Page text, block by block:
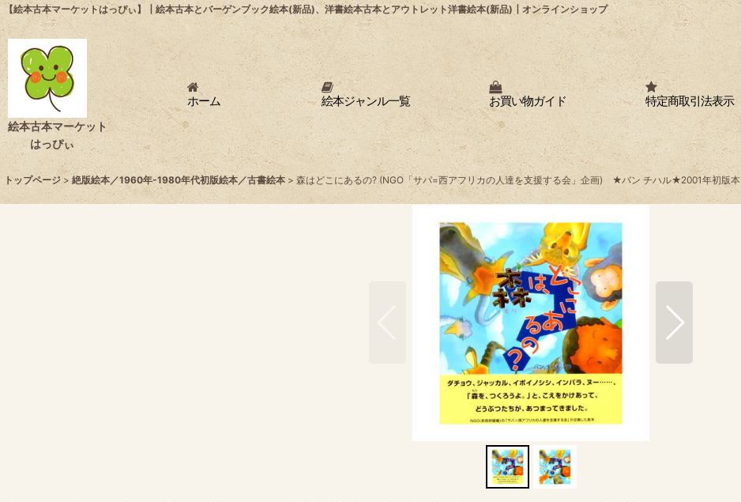
【絵本古本マーケットはっぴぃ】┃絵本古本とバーゲンブック絵本(新品)、洋書絵本古本とアウトレット洋書絵本(新品)┃オンラインショップ
絵本古本マーケット
はっぴぃ
ホーム 絵本ジャンル一覧 お買い物ガイド 特定商取引法表示
トップページ > 絶版絵本／1960年-1980年代初版絵本／古書絵本 > 森はどこにあるの? (NGO「サパ=西アフリカの人達を支援する会」企画) ★バン チハル★2001年初版本